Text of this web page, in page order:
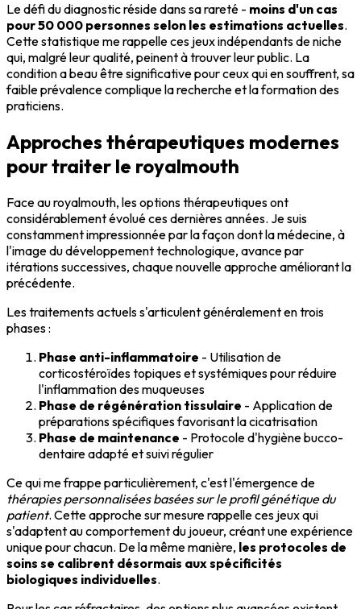
Le défi du diagnostic réside dans sa rareté - moins d'un cas
pour 50 000 personnes selon les estimations actuelles.
Cette statistique me rappelle ces jeux indépendants de niche
qui, malgré leur qualité, peinent à trouver leur public. La
condition a beau être significative pour ceux qui en souffrent, sa
faible prévalence complique la recherche et la formation des
praticiens.
Approches thérapeutiques modernes
pour traiter le royalmouth
Face au royalmouth, les options thérapeutiques ont
considérablement évolué ces dernières années. Je suis
constamment impressionnée par la façon dont la médecine, à
l'image du développement technologique, avance par
itérations successives, chaque nouvelle approche améliorant la
précédente.
Les traitements actuels s'articulent généralement en trois
phases :
Phase anti-inflammatoire - Utilisation de
corticostéroïdes topiques et systémiques pour réduire
l'inflammation des muqueuses
Phase de régénération tissulaire - Application de
préparations spécifiques favorisant la cicatrisation
Phase de maintenance - Protocole d'hygiène bucco-
dentaire adapté et suivi régulier
Ce qui me frappe particulièrement, c'est l'émergence de
thérapies personnalisées basées sur le profil génétique du
patient. Cette approche sur mesure rappelle ces jeux qui
s'adaptent au comportement du joueur, créant une expérience
unique pour chacun. De la même manière, les protocoles de
soins se calibrent désormais aux spécificités
biologiques individuelles.